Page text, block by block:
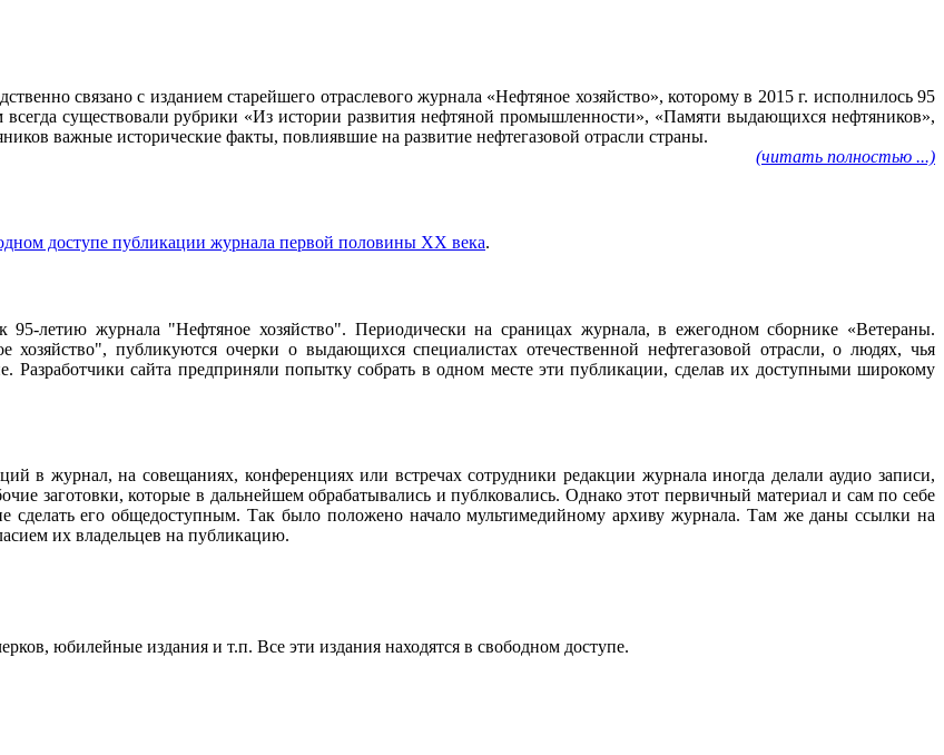
связано с изданием старейшего отраслевого журнала «Нефтяное хозяйство», которому в 2015 г. исполнилось 95
существовали рубрики «Из истории развития нефтяной промышленности», «Памяти выдающихся нефтяников»,
важные исторические факты, повлиявшие на развитие нефтегазовой отрасли страны.
(читать полностью ...)
доступе публикации журнала первой половины ХХ века.
95-летию журнала "Нефтяное хозяйство". Периодически на сраницах журнала, в ежегодном сборнике «Ветераны.
публикуются очерки о выдающихся специалистах отечественной нефтегазовой отрасли, о людях, чья
Разработчики сайта предприняли попытку собрать в одном месте эти публикации, сделав их доступными широкому
в журнал, на совещаниях, конференциях или встречах сотрудники редакции журнала иногда делали аудио записи,
заготовки, которые в дальнейшем обрабатывались и публковались. Однако этот первичный материал и сам по себе
сделать его общедоступным. Так было положено начало мультимедийному архиву журнала. Там же даны ссылки на
их владельцев на публикацию.
юбилейные издания и т.п. Все эти издания находятся в свободном доступе.